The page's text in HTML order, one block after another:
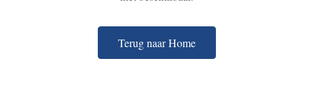
Terug naar Home